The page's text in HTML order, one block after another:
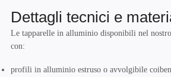
Dettagli tecnici e
Le tapparelle in alluminio disponibili nel
con:
profili in alluminio estruso o avvolgibile